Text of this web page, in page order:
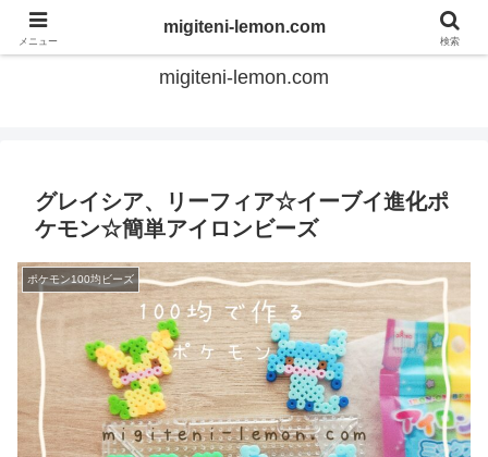
てのひらアイロンビーズ
migiteni-lemon.com
グレイシア、リーフィア☆イーブイ進化ポ
ケモン☆簡単アイロンビーズ
ポケモン100均ビーズ
メニュー
migiteni-lemon.com
検索